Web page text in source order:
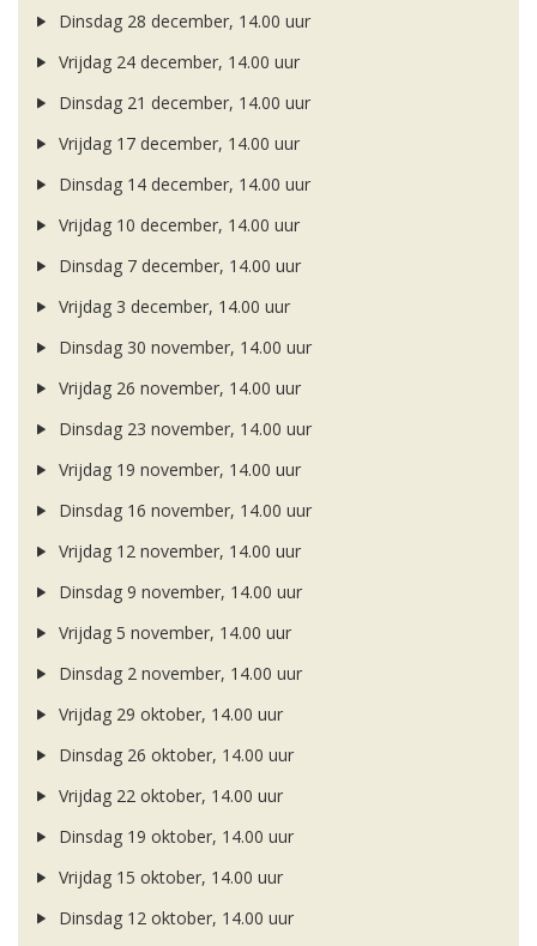
Dinsdag 28 december, 14.00 uur
Vrijdag 24 december, 14.00 uur
Dinsdag 21 december, 14.00 uur
Vrijdag 17 december, 14.00 uur
Dinsdag 14 december, 14.00 uur
Vrijdag 10 december, 14.00 uur
Dinsdag 7 december, 14.00 uur
Vrijdag 3 december, 14.00 uur
Dinsdag 30 november, 14.00 uur
Vrijdag 26 november, 14.00 uur
Dinsdag 23 november, 14.00 uur
Vrijdag 19 november, 14.00 uur
Dinsdag 16 november, 14.00 uur
Vrijdag 12 november, 14.00 uur
Dinsdag 9 november, 14.00 uur
Vrijdag 5 november, 14.00 uur
Dinsdag 2 november, 14.00 uur
Vrijdag 29 oktober, 14.00 uur
Dinsdag 26 oktober, 14.00 uur
Vrijdag 22 oktober, 14.00 uur
Dinsdag 19 oktober, 14.00 uur
Vrijdag 15 oktober, 14.00 uur
Dinsdag 12 oktober, 14.00 uur